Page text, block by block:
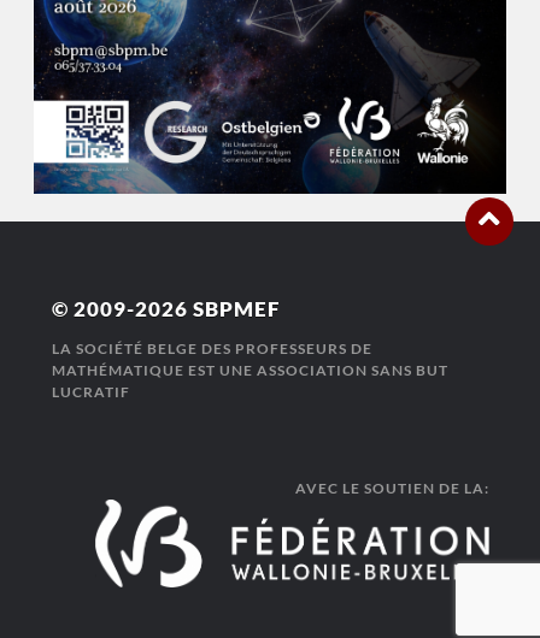
© 2009-2026 SBPMEF
LA SOCIÉTÉ BELGE DES PROFESSEURS DE
MATHÉMATIQUE EST UNE ASSOCIATION SANS BUT
LUCRATIF
AVEC LE SOUTIEN DE LA: